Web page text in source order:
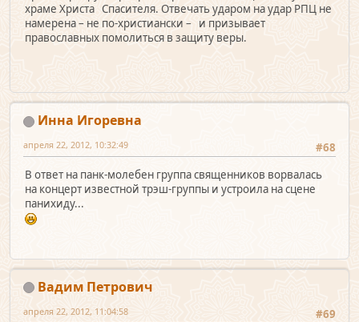
храме Христа Спасителя. Отвечать ударом на удар РПЦ не
намерена – не по-христиански – и призывает
православных помолиться в защиту веры.
Инна Игоревна
#68
апреля 22, 2012, 10:32:49
В ответ на панк-молебен группа священников ворвалась
на концерт известной трэш-группы и устроила на сцене
панихиду...
Вадим Петрович
#69
апреля 22, 2012, 11:04:58